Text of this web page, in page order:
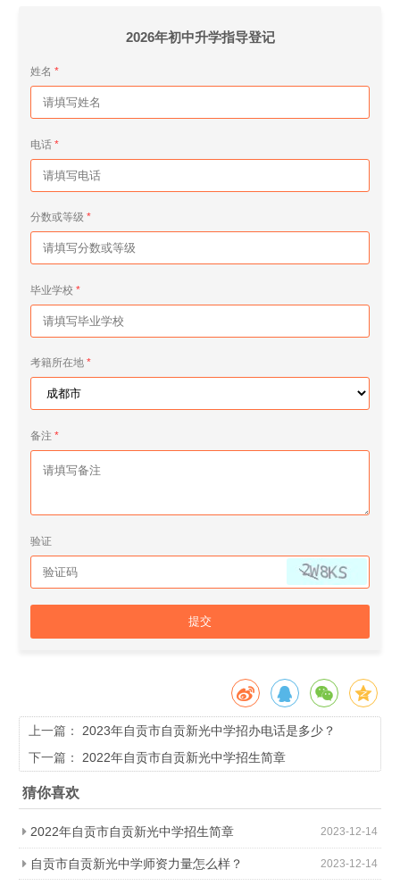
2026年初中升学指导登记
姓名
电话
分数或等级
毕业学校
考籍所在地
备注
验证
提交
上一篇： 2023年自贡市自贡新光中学招办电话是多少？
下一篇： 2022年自贡市自贡新光中学招生简章
猜你喜欢
2023-12-14
2022年自贡市自贡新光中学招生简章
2023-12-14
自贡市自贡新光中学师资力量怎么样？